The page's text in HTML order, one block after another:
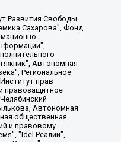
Алишер Тагирович, Соболь Любовь Эдуардовна, Общество с ограниченной ответственностью "ЛИЗА НОРМ", Каспаров Гарри Кимович, Ходорковский Михаил Борисович, Общество с ограниченной ответственностью "Апрельские тезисы", Данилович Ирина Брониславовна, Кашин Олег Владимирович, Петров Николай Владимирович, Пивоваров Алексей Владимирович, Соколов Михаил Владимирович, Цветкова Юлия Владимировна, Чичваркин Евгений Александрович, Комитет против пыток/Команда против пыток, Общество с ограниченной ответственностью "Первый научный", Общество с ограниченной ответственностью "Вертолет и ко", Белоцерковская Вероника Борисовна, Кац Максим Евгеньевич, Лазарева Татьяна Юрьевна, Шаведдинов Руслан Табризович, Яшин Илья Валерьевич, Общество с ограниченной ответственностью "Иноагент ААВ", Алешковский Дмитрий Петрович, Альбац Евгения Марковна, Быков Дмитрий Львович, Галямина Юлия Евгеньевна, Лойко Сергей Леонидович, Мартынов Кирилл Константинович, Медведев Сергей Александрович, Крашенинников Федор Геннадиевич, Гордеева Катерина Вл